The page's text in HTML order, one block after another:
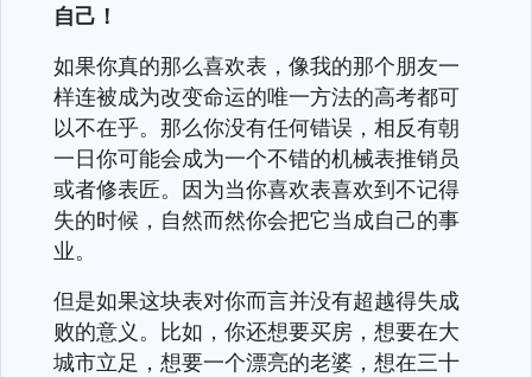
自己！
如果你真的那么喜欢表，像我的那个朋友一
样连被成为改变命运的唯一方法的高考都可
以不在乎。那么你没有任何错误，相反有朝
一日你可能会成为一个不错的机械表推销员
或者修表匠。因为当你喜欢表喜欢到不记得
失的时候，自然而然你会把它当成自己的事
业。
但是如果这块表对你而言并没有超越得失成
败的意义。比如，你还想要买房，想要在大
城市立足，想要一个漂亮的老婆，想在三十